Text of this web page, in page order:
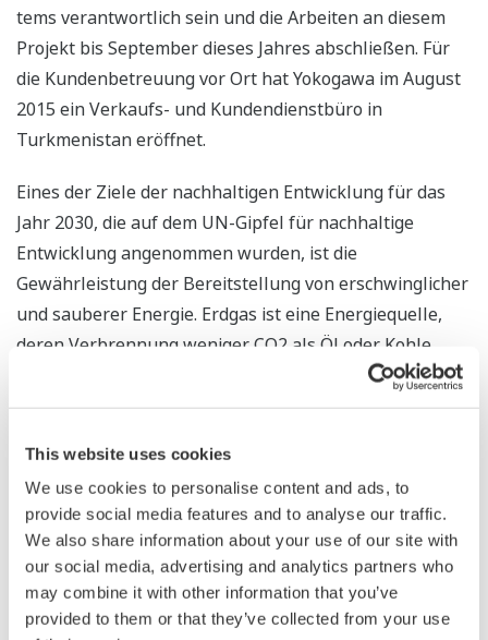
This website uses cookies
We use cookies to personalise content and ads, to
provide social media features and to analyse our traffic.
We also share information about your use of our site with
our social media, advertising and analytics partners who
may combine it with other information that you’ve
provided to them or that they’ve collected from your use
tems verantwortlich sein und die Arbeiten an diesem
Projekt bis September dieses Jahres abschließen. Für
die Kundenbetreuung vor Ort hat Yokogawa im August
2015 ein Verkaufs- und Kundendienstbüro in
Turkmenistan eröffnet.
Eines der Ziele der nachhaltigen Entwicklung für das
Jahr 2030, die auf dem UN-Gipfel für nachhaltige
Entwicklung angenommen wurden, ist die
Gewährleistung der Bereitstellung von erschwinglicher
und sauberer Energie. Erdgas ist eine Energiequelle,
deren Verbrennung weniger CO2 als Öl oder Kohle
emit-tiert, und gilt daher als wichtiges Mittel zur
Erreichung einer kohlenstoffarmen Gesellschaft.
Erfolgsbilanz bei erdgasbezogenen
Anlagenbauprojekten dazu bei, die stabile
Stromversorgung auf den Märkten der ganzen Welt,
einschließlich Zentralasiens, zu si-chern.
Quelle: BP Statistical Review of World Energy 2019